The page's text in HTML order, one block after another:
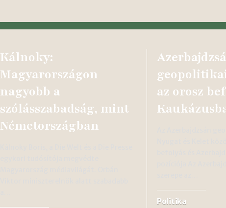
Kálnoky:
Magyarországon
nagyobb a
szólásszabadság, mint
Németországban
az orosz
Politika